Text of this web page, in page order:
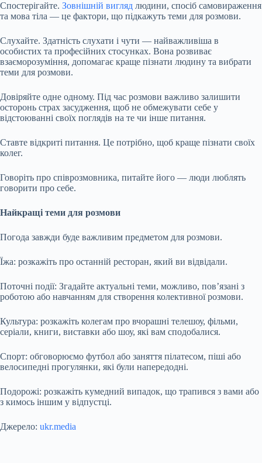
Спостерігайте. Зовнішній вигляд людини, спосіб самовираження
та мова тіла — це фактори, що підкажуть теми для розмови.
Слухайте. Здатність слухати і чути — найважливіша в
особистих та професійних стосунках. Вона розвиває
взаєморозуміння, допомагає краще пізнати людину та вибрати
теми для розмови.
Довіряйте одне одному. Під час розмови важливо залишити
осторонь страх засудження, щоб не обмежувати себе у
відстоюванні своїх поглядів на те чи інше питання.
Ставте відкриті питання. Це потрібно, щоб краще пізнати своїх
колег.
Говоріть про співрозмовника, питайте його — люди люблять
говорити про себе.
Найкращі теми для розмови
Погода завжди буде важливим предметом для розмови.
Їжа: розкажіть про останній ресторан, який ви відвідали.
Поточні події: Згадайте актуальні теми, можливо, пов’язані з
роботою або навчанням для створення колективної розмови.
Культура: розкажіть колегам про вчорашні телешоу, фільми,
серіали, книги, виставки або шоу, які вам сподобалися.
Спорт: обговорюємо футбол або заняття пілатесом, піші або
велосипедні прогулянки, які були напередодні.
Подорожі: розкажіть кумедний випадок, що трапився з вами або
з кимось іншим у відпустці.
Джерело: ukr.media